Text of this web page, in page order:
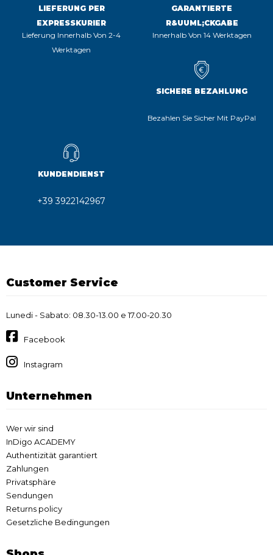
LIEFERUNG PER
EXPRESSKURIER
Lieferung Innerhalb Von 2-4
Werktagen
GARANTIERTE
R&UUML;CKGABE
Innerhalb Von 14 Werktagen
SICHERE BEZAHLUNG
Bezahlen Sie Sicher Mit PayPal
KUNDENDIENST
+39 3922142967
Customer Service
Lunedi - Sabato: 08.30-13.00 e 17.00-20.30
Facebook
Instagram
Unternehmen
Wer wir sind
InDigo ACADEMY
Authentizität garantiert
Zahlungen
Privatsphäre
Sendungen
Returns policy
Gesetzliche Bedingungen